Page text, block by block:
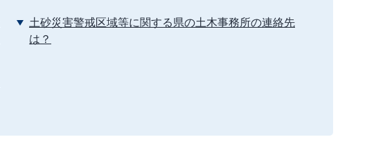
土砂災害警戒区域等に関する県の土木事務所の連絡先
は？